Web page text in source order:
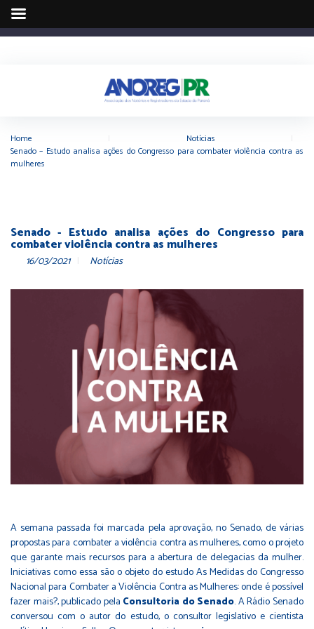
Home Notícias
Senado – Estudo analisa ações do Congresso para combater violência contra as
mulheres
Senado - Estudo analisa ações do Congresso para
combater violência contra as mulheres
16/03/2021 Notícias
A semana passada foi marcada pela aprovação, no Senado, de várias
propostas para combater a violência contra as mulheres, como o projeto
que garante mais recursos para a abertura de delegacias da mulher.
Iniciativas como essa são o objeto do estudo As Medidas do Congresso
Nacional para Combater a Violência Contra as Mulheres: onde é possível
fazer mais?, publicado pela Consultoria do Senado. A Rádio Senado
conversou com o autor do estudo, o consultor legislativo e cientista